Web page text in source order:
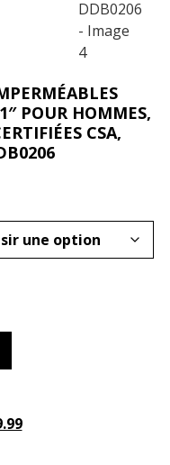
POUR HOMMES,
CSA,